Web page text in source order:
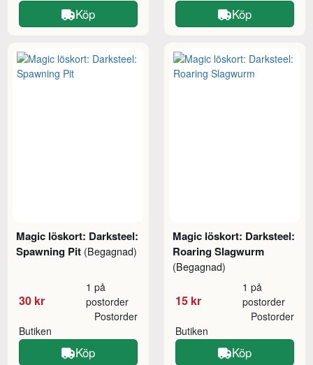
Köp Köp
Magic löskort: Darksteel:
Spawning Pit (Begagnad)
30 kr
1 på
postorder
Butiken
Postorder
Köp
Magic löskort: Darksteel:
Roaring Slagwurm
(Begagnad)
15 kr
1 på
postorder
Butiken
Postorder
Köp